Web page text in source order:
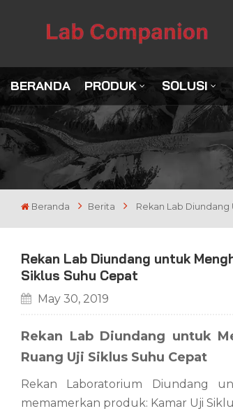
BERANDA PRODUK SOLUSI
Beranda Berita Rekan Lab Diundang
Rekan Lab Diundang untuk
Siklus Suhu Cepat
May 30, 2019
Rekan Lab Diundang untuk
Ruang Uji Siklus Suhu Cepat
Rekan Laboratorium Diundang
memamerkan produk: Kamar Uji